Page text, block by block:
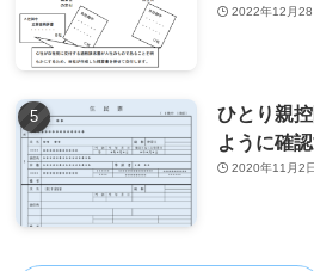
2022年12月28
ひとり親
ように確
2020年11月2日